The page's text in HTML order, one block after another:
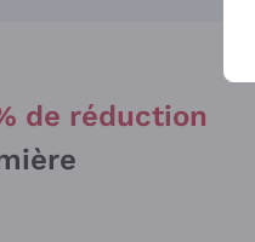
de réduction